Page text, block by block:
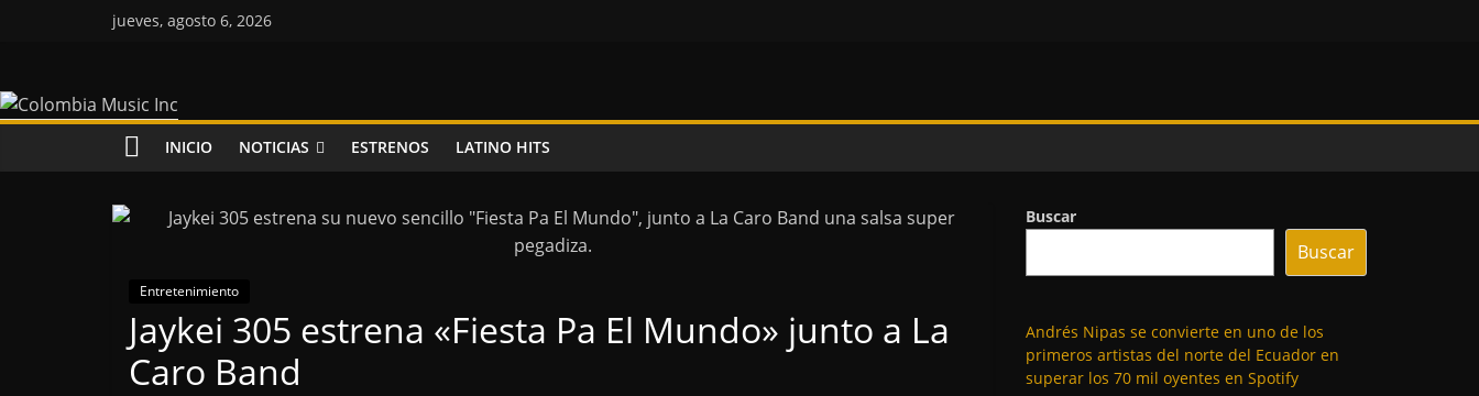
jueves, agosto 6, 2026
Colombia
Music
Inc
Music
INICIO NOTICIAS ESTRENOS LATINO HITS
Entretenimiento
Jaykei 305 estrena «Fiesta Pa El Mundo» junto a La
Caro Band
Buscar
Buscar
Andrés Nipas se convierte en uno de los
primeros artistas del norte del Ecuador en
superar los 70 mil oyentes en Spotify